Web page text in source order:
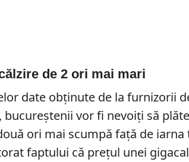
de 2 ori mai mari
date obținute de la furnizorii
bucureștenii vor fi nevoiți să
ori mai scumpă față de iarna
faptului că prețul unei